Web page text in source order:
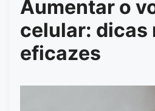
Aumentar o
celular: dicas
eficazes